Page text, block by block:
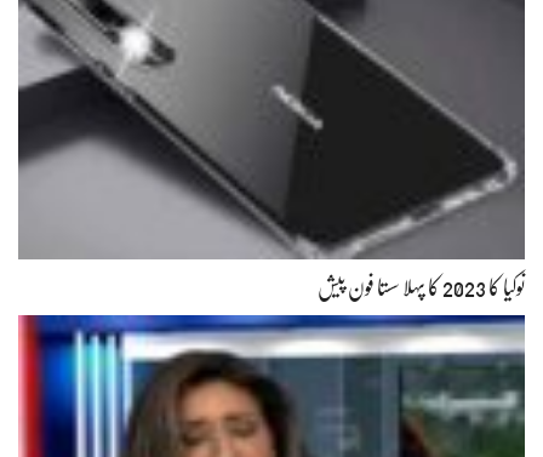
نوکیا کا 2023 کا پہلا سستا فون پیش